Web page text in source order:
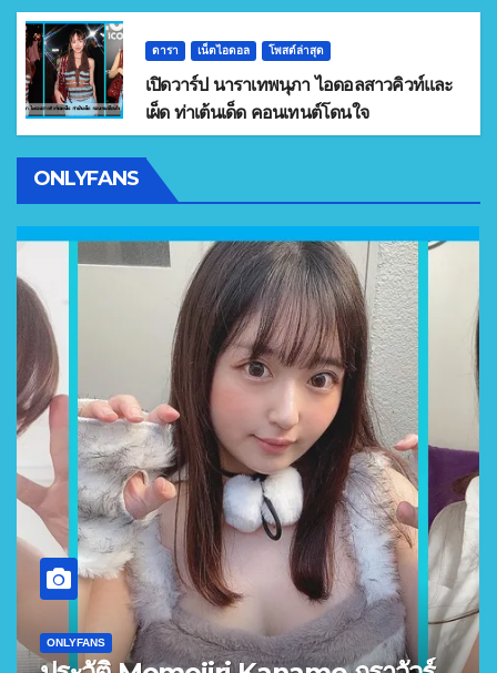
ดารา เน็ตไอดอล โพสต์ล่าสุด
เปิดวาร์ป นาราเทพนุภา ไอดอลสาวคิวท์และ
เผ็ด ท่าเต้นเด็ด คอนเทนต์โดนใจ
ONLYFANS
ONLYFANS